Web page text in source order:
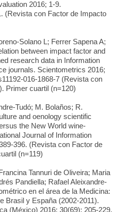
2016; 1-9.
(Revista con Factor de Impacto
Solano L; Ferrer Sapena A;
between impact factor and
research data in Information
journals. Scientometrics 2016;
016-1868-7 (Revista con
Primer cuartil (n=120)
Tudó; M. Bolaños; R.
and oenology scientific
the New World wine-
Journal of Information
396. (Revista con Factor de
(n=119)
Tannuri de Oliveira; Maria
Pandiella; Rafael Aleixandre-
en el área de la Medicina:
Brasil y España (2002-2011).
(México) 2016; 30(69): 205-229.